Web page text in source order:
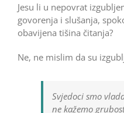
Jesu li u nepovrat
govorenja i slušanja,
obavijena tišina čitanja?
Ne, ne mislim da su
Svjedoci smo
ne kažemo